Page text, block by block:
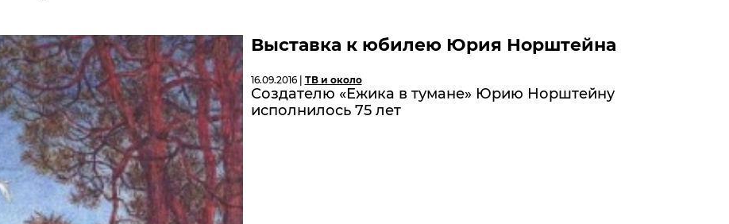
Выставка к юбилею Юрия Норштейна
16.09.2016 | ТВ и около
Создателю «Ежика в тумане» Юрию Норштейну
исполнилось 75 лет